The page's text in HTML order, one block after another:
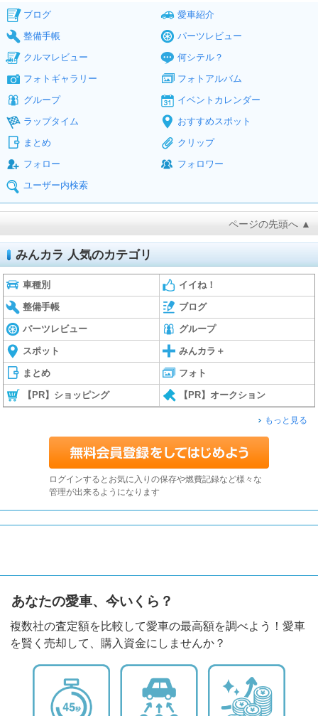
ブログ
愛車紹介
整備手帳
パーツレビュー
クルマレビュー
何シテル？
フォトギャラリー
フォトアルバム
グループ
イベントカレンダー
ラップタイム
おすすめスポット
まとめ
クリップ
フォロー
フォロワー
ユーザー内検索
ページの先頭へ ▲
みんカラ 人気のカテゴリ
車種別 イイね！
整備手帳 ブログ
パーツレビュー グループ
スポット みんカラ＋
まとめ フォト
【PR】ショッピング 【PR】オークション
もっと見る
ログインするとお気に入りの保存や燃費記録など様々な
管理が出来るようになります
あなたの愛車、今いくら？
複数社の査定額を比較して愛車の最高額を調べよう！愛車
を賢く売却して、購入資金にしませんか？